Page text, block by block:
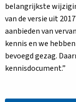
belangrijkste
van de versie uit
aanbieden van
kennis en we
bevoegd gezag.
kennisdocument.”